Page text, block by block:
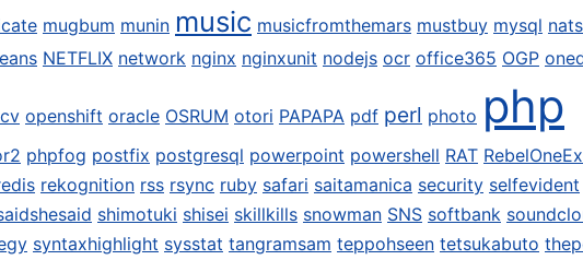
mugbum munin music musicfromthemars mustbuy mysql
NETFLIX network nginx nginxunit nodejs ocr office365 OGP
openshift oracle OSRUM otori PAPAPA pdf perl photo php
phpfog postfix postgresql powerpoint powershell RAT
rekognition rss rsync ruby safari saitamanica security selfevident
shimotuki shisei skillkills snowman SNS softbank
syntaxhighlight sysstat tangramsam teppohseen tetsukabuto